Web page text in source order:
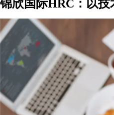
锦欣国际HRC：以